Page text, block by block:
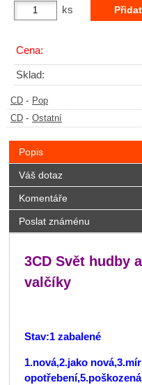
ks
Cena:
Sklad:
CD - Pop
CD - Ostatní
Popis
Váš dotaz
Komentáře
Poslat známénu
3CD Svět hudby
valčíky
Stav:1 zabalené
1.nová,2.jako
opotřebení,5.poškozená